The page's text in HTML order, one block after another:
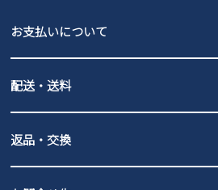
お支払いについて
PayPay（オンライン決済）、代金引換の
配送・送料
北海道・本州・四国・九州…550円
全国一律…220円（税込）
発送日・送料詳細についてはご利用ガイ
返品・交換